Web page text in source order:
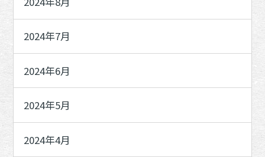
2024年7月
2024年6月
2024年5月
2024年4月